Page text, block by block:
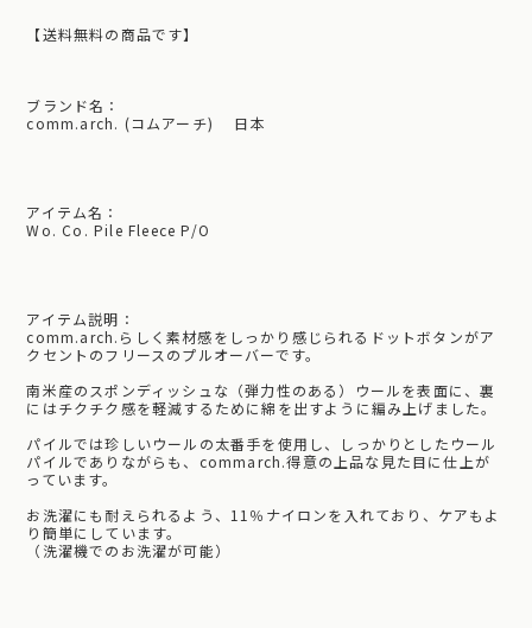
【送料無料の商品です】
ブランド名：
comm.arch. (コムアーチ) 日本
アイテム名：
Wo. Co. Pile Fleece P/O
アイテム説明：
comm.arch.らしく素材感をしっかり感じられるドットボタンがア
クセントのフリースのプルオーバーです。
南米産のスポンディッシュな（弾力性のある）ウールを表面に、裏
にはチクチク感を軽減するために綿を出すように編み上げました。
パイルでは珍しいウールの太番手を使用し、しっかりとしたウール
パイルでありながらも、commarch.得意の上品な見た目に仕上が
っています。
お洗濯にも耐えられるよう、11％ナイロンを入れており、ケアもよ
り簡単にしています。
（洗濯機でのお洗濯が可能）